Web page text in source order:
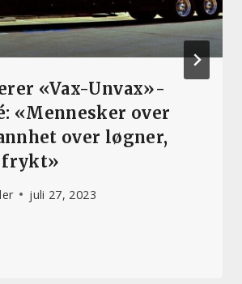
«Vax-Unvax»-
«Mennesker over
over løgner,
frykt»
juli 27, 2023